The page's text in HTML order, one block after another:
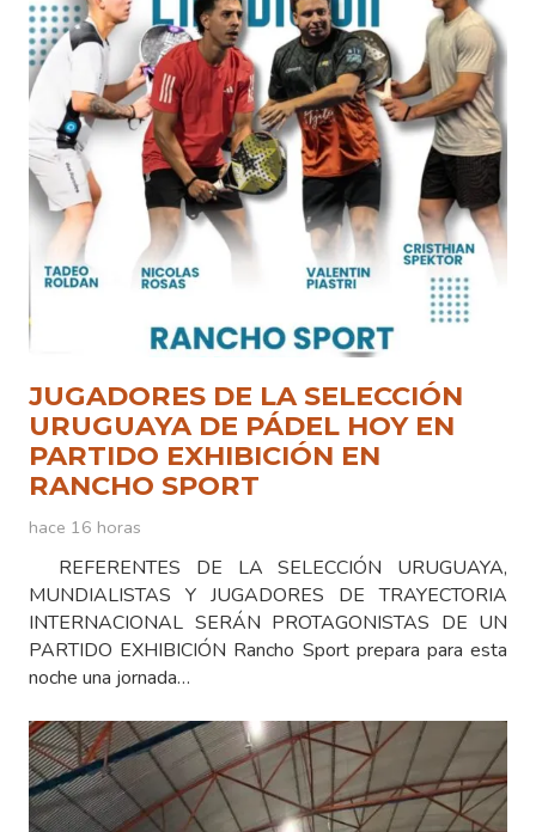
JUGADORES DE LA SELECCIÓN
URUGUAYA DE PÁDEL HOY EN
PARTIDO EXHIBICIÓN EN
RANCHO SPORT
hace 16 horas
REFERENTES DE LA SELECCIÓN URUGUAYA,
MUNDIALISTAS Y JUGADORES DE TRAYECTORIA
INTERNACIONAL SERÁN PROTAGONISTAS DE UN
PARTIDO EXHIBICIÓN Rancho Sport prepara para esta
noche una jornada…